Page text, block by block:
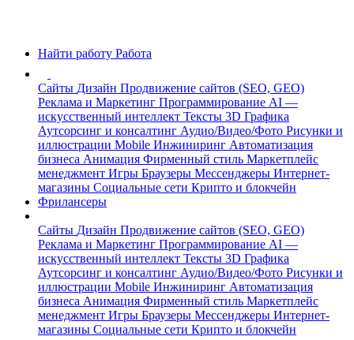
Найти работу Работа
Сайты Дизайн Продвижение сайтов (SEO, GEO)
Реклама и Маркетинг Программирование AI —
искусственный интеллект Тексты 3D Графика
Аутсорсинг и консалтинг Аудио/Видео/Фото Рисунки и
иллюстрации Mobile Инжиниринг Автоматизация
бизнеса Анимация Фирменный стиль Маркетплейс
менеджмент Игры Браузеры Мессенджеры Интернет-
магазины Социальные сети Крипто и блокчейн
Фрилансеры
Сайты Дизайн Продвижение сайтов (SEO, GEO)
Реклама и Маркетинг Программирование AI —
искусственный интеллект Тексты 3D Графика
Аутсорсинг и консалтинг Аудио/Видео/Фото Рисунки и
иллюстрации Mobile Инжиниринг Автоматизация
бизнеса Анимация Фирменный стиль Маркетплейс
менеджмент Игры Браузеры Мессенджеры Интернет-
магазины Социальные сети Крипто и блокчейн